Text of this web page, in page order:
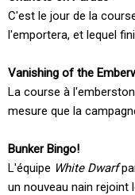
C'est le jour de la
l'emportera, et lequel
Vanishing of the
La course à
mesure que la
Bunker Bingo!
L'équipe White Dwarf
un nouveau nain rejoint